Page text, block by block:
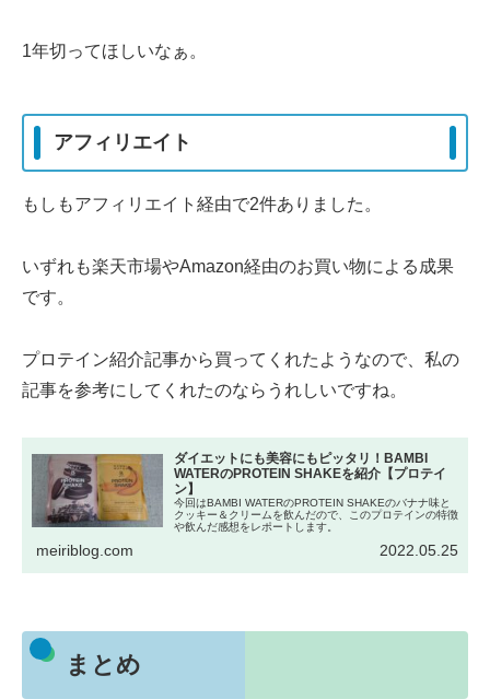
1年切ってほしいなぁ。
アフィリエイト
もしもアフィリエイト経由で2件ありました。
いずれも楽天市場やAmazon経由のお買い物による成果
です。
プロテイン紹介記事から買ってくれたようなので、私の
記事を参考にしてくれたのならうれしいですね。
ダイエットにも美容にもピッタリ！BAMBI
WATERのPROTEIN SHAKEを紹介【プロテイ
ン】
今回はBAMBI WATERのPROTEIN SHAKEのバナナ味と
クッキー＆クリームを飲んだので、このプロテインの特徴
や飲んだ感想をレポートします。
meiriblog.com 2022.05.25
まとめ